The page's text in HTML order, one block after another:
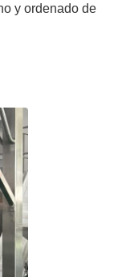
y ordenado de